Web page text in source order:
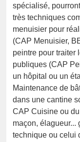
spécialisé,
très techniques
menuisier pour
(CAP Menuisier,
peintre pour traiter
publiques (CAP
un hôpital ou un
Maintenance de
dans une cantine
CAP Cuisine ou
maçon, élagueur...
technique ou celui